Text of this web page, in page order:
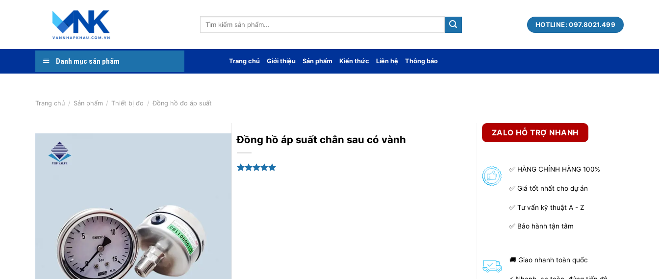
Tìm
HOTLINE: 097.8021.499
Danh mục sản phẩm Trang chủ Giới thiệu Sản phẩm Kiến thức Liên hệ Thông báo
Trang chủ / Sản phẩm / Thiết bị đo / Đồng hồ đo áp suất
Đồng hồ áp suất chân sau có vành
ZALO HỖ TRỢ NHANH
✅ HÀNG CHÍNH HÃNG 100%
✅ Giá tốt nhất cho dự án
✅ Tư vấn kỹ thuật A - Z
✅ Bảo hành tận tâm
🚚 Giao nhanh toàn quốc